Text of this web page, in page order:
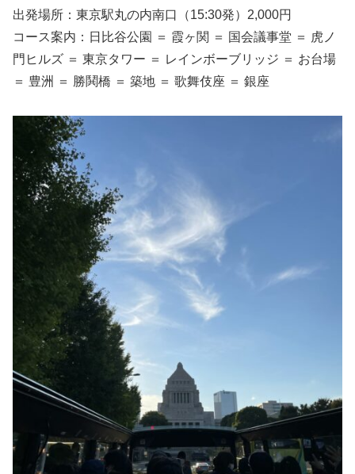
出発場所：東京駅丸の内南口（15:30発）2,000円
コース案内：日比谷公園 ＝ 霞ヶ関 ＝ 国会議事堂 ＝ 虎ノ
門ヒルズ ＝ 東京タワー ＝ レインボーブリッジ ＝ お台場
＝ 豊洲 ＝ 勝鬨橋 ＝ 築地 ＝ 歌舞伎座 ＝ 銀座